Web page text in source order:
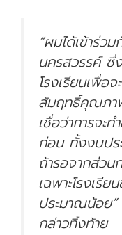
“ผมได้เข้าร่
นครสวรรค์ ซึ่
โรงเรียนเพื่อ
สัมฤทธิ์คุณภาพ
เชื่อว่าการจะ
ก่อน ทั้งงบปร
ถ้ารอจากส่วน
เฉพาะโรงเรี
ประมาณน้อย”
กล่าวทิ้งท้าย